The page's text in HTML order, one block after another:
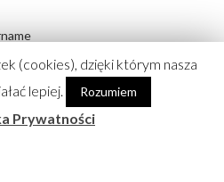
(cookies), dzięki którym nasza
lepiej.
Rozumiem
Prywatności